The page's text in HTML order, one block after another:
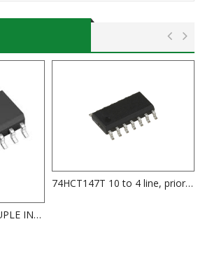
74HC4049NDS SEXTUPLE INVERSEUR CMS
74HCT147T 10 to 4 line, priority encoder